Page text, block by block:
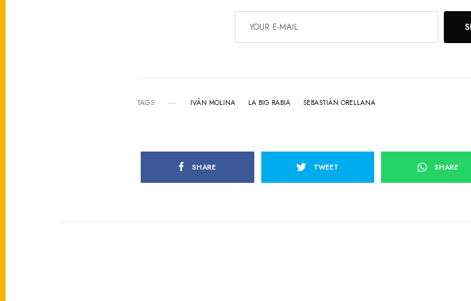
TAGS IVÁN MOLINA LA BIG RABIA SEBASTIÁN ORELLANA
SHARE TWEET SHARE